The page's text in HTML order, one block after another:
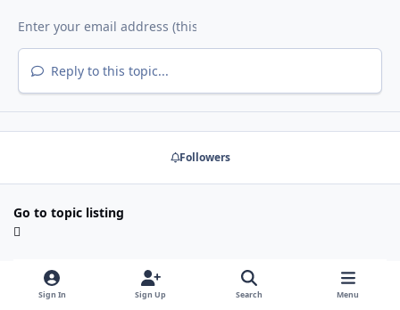
Reply to this topic...
Followers
Go to topic listing
Announcements
Regras do Fórum CeC
Sign In Sign Up Search Menu